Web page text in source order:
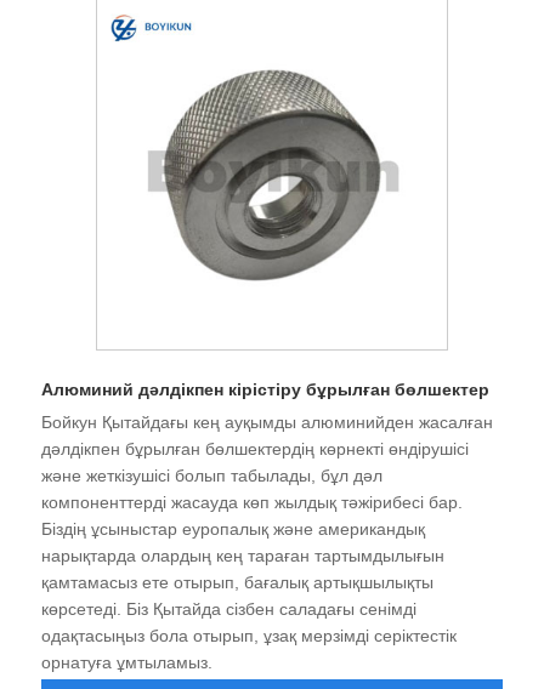
Алюминий дәлдікпен кірістіру бұрылған бөлшектер
Бойкун Қытайдағы кең ауқымды алюминийден жасалған
дәлдікпен бұрылған бөлшектердің көрнекті өндірушісі
және жеткізушісі болып табылады, бұл дәл
компоненттерді жасауда көп жылдық тәжірибесі бар.
Біздің ұсыныстар еуропалық және американдық
нарықтарда олардың кең тараған тартымдылығын
қамтамасыз ете отырып, бағалық артықшылықты
көрсетеді. Біз Қытайда сізбен саладағы сенімді
одақтасыңыз бола отырып, ұзақ мерзімді серіктестік
орнатуға ұмтыламыз.